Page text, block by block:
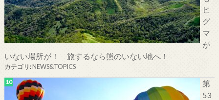
ヒ
グ
マ
が
いない場所が！ 旅するなら熊のいない地へ！
カテゴリ:NEWS&TOPICS
第
53